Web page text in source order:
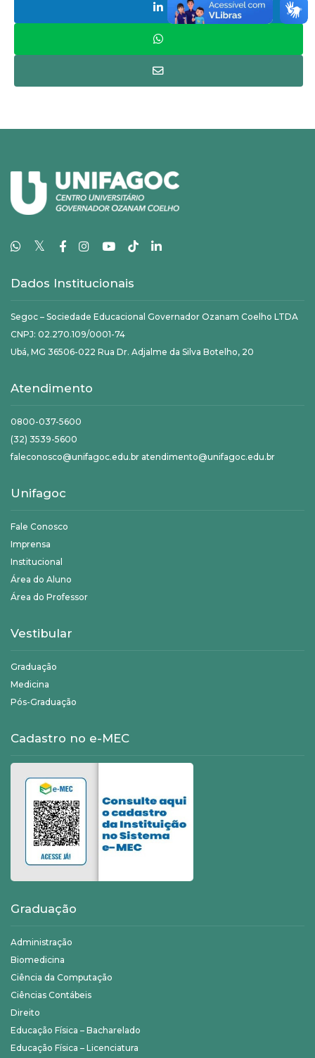
𝕏
Dados Institucionais
Segoc – Sociedade Educacional Governador Ozanam Coelho LTDA
CNPJ: 02.270.109/0001-74
Ubá, MG 36506-022 Rua Dr. Adjalme da Silva Botelho, 20
Atendimento
0800-037-5600
(32) 3539-5600
faleconosco@unifagoc.edu.br atendimento@unifagoc.edu.br
Unifagoc
Fale Conosco
Imprensa
Institucional
Área do Aluno
Área do Professor
Vestibular
Graduação
Medicina
Pós-Graduação
Cadastro no e-MEC
Graduação
Administração
Biomedicina
Ciência da Computação
Ciências Contábeis
Direito
Educação Física – Bacharelado
Educação Física – Licenciatura